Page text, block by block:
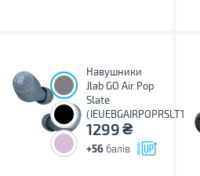
Навушники
Jlab GO Air Pop
Slate
(IEUEBGAIRPOPRSLT124)
1299₴
+56 балів